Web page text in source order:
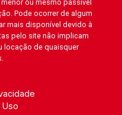
ou mesmo passível
Pode ocorrer de algum
mais disponível devido à
pelo site não implicam
locação de quaisquer